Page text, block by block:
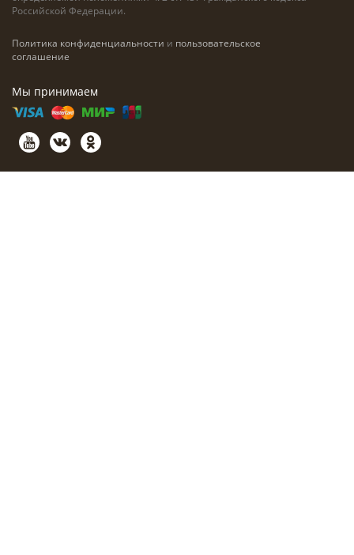
Российской Федерации.
Политика конфиденциальности и пользовательское
соглашение
Мы принимаем